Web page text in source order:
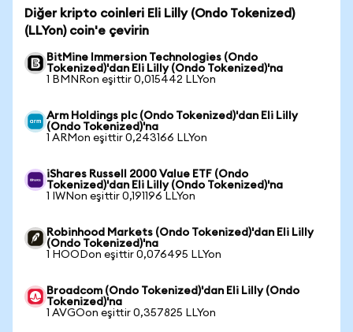
Diğer kripto coinleri Eli Lilly (Ondo Tokenized)
(LLYon) coin'e çevirin
BitMine Immersion Technologies (Ondo
Tokenized)'dan Eli Lilly (Ondo Tokenized)'na
1 BMNRon eşittir 0,015442 LLYon
Arm Holdings plc (Ondo Tokenized)'dan Eli Lilly
(Ondo Tokenized)'na
1 ARMon eşittir 0,243166 LLYon
iShares Russell 2000 Value ETF (Ondo
Tokenized)'dan Eli Lilly (Ondo Tokenized)'na
1 IWNon eşittir 0,191196 LLYon
Robinhood Markets (Ondo Tokenized)'dan Eli Lilly
(Ondo Tokenized)'na
1 HOODon eşittir 0,076495 LLYon
Broadcom (Ondo Tokenized)'dan Eli Lilly (Ondo
Tokenized)'na
1 AVGOon eşittir 0,357825 LLYon